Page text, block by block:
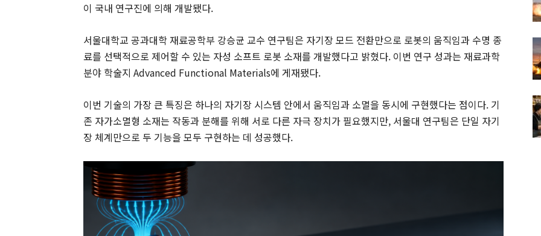
이 국내 연구진에 의해 개발됐다.
서울대학교 공과대학 재료공학부 강승균 교수 연구팀은 자기장 모드 전환만으로 로봇의 움직임과 수명 종
료를 선택적으로 제어할 수 있는 자성 소프트 로봇 소재를 개발했다고 밝혔다. 이번 연구 성과는 재료과학
분야 학술지 Advanced Functional Materials에 게재됐다.
이번 기술의 가장 큰 특징은 하나의 자기장 시스템 안에서 움직임과 소멸을 동시에 구현했다는 점이다. 기
존 자가소멸형 소재는 작동과 분해를 위해 서로 다른 자극 장치가 필요했지만, 서울대 연구팀은 단일 자기
장 체계만으로 두 기능을 모두 구현하는 데 성공했다.